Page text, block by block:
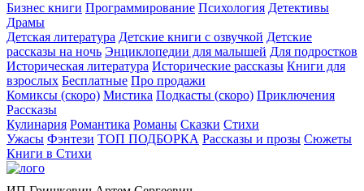
Бизнес книги Программирование Психология Детективы
Драмы
Детская литература Детские книги с озвучкой Детские
рассказы на ночь Энциклопедии для малышей Для подростков
Историческая литература Исторические рассказы Книги для
взрослых Бесплатные Про продажи
Комиксы (скоро) Мистика Подкасты (скоро) Приключения
Рассказы
Кулинария Романтика Романы Сказки Стихи
Ужасы Фэнтези ТОП ПОДБОРКА Рассказы и прозы Сюжеты
Книги в Стихи